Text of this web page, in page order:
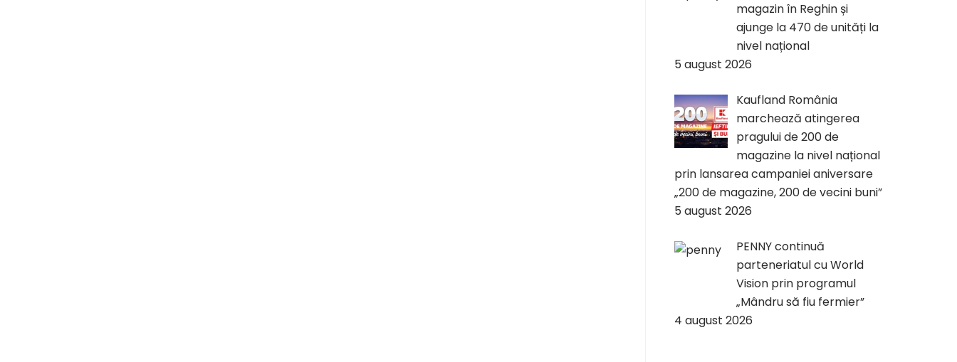
magazin în Reghin și
ajunge la 470 de unități la
nivel național
5 august 2026
Kaufland România
marchează atingerea
pragului de 200 de
magazine la nivel național
prin lansarea campaniei aniversare
„200 de magazine, 200 de vecini buni”
5 august 2026
PENNY continuă
parteneriatul cu World
Vision prin programul
„Mândru să fiu fermier”
4 august 2026